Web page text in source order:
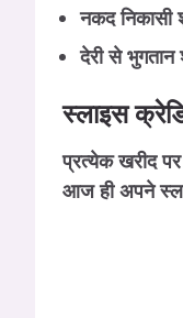
नकद निकासी
देरी से
स्लाइस
प्रत्येक खरीद
आज ही अपने